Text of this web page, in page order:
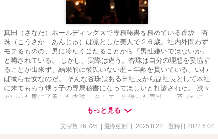
真田（さなだ）ホールディングスで専務秘書を務めている香坂 杏
珠（こうさか あんじゅ）は凛とした美人で２６歳。社内外問わず
モテるものの、男に冷たく当たることから『男性嫌いではないか』
と噂されている。 しかし、実際は違う。杏珠は自分の理想を妥協す
ることが出来ず、結果的に彼氏いない歴＝年齢を貫いている、いわ
ば拗らせ女なのだ。 そんな杏珠はある日社長から副社長として本社
に来てもらう甥っ子の専属秘書になってほしいと打診された。 渋々
といった風に了承した杏珠。 そして、出逢った男性――丞（たす
く）は、まさかまさかで杏珠の好みぴったりの『筋肉男子』だっ
た。 挙句、気が付いたら二人でベッドにいて……。 しかも、過去に
ついてしまった『とある嘘』が原因で、杏珠は危機に陥る。 後継者
もっと見る
文字数 26,725 | 最終更新日 2025.8.22 | 登録日 2024.6.04